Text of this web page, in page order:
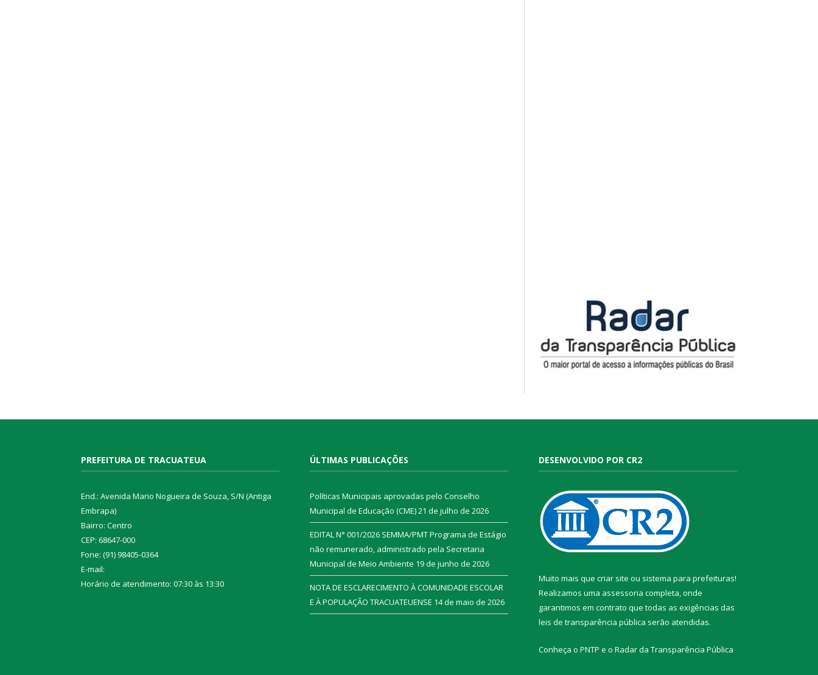
PREFEITURA DE TRACUATEUA
End.: Avenida Mario Nogueira de Souza, S/N (Antiga
Embrapa)
Bairro: Centro
CEP: 68647-000
Fone: (91) 98405-0364
E-mail:
Horário de atendimento: 07:30 às 13:30
ÚLTIMAS PUBLICAÇÕES
Políticas Municipais aprovadas pelo Conselho
Municipal de Educação (CME)21 de julho de 2026
EDITAL N° 001/2026 SEMMA/PMT Programa de Estágio
não remunerado, administrado pela Secretaria
Municipal de Meio Ambiente 19 de junho de 2026
NOTA DE ESCLARECIMENTO À COMUNIDADE ESCOLAR
E À POPULAÇÃO TRACUATEUENSE 14 de maio de 2026
DESENVOLVIDO POR CR2
Muito mais que criar site ou sistema para prefeituras!
Realizamos uma assessoria completa, onde
garantimos em contrato que todas as exigências das
leis de transparência pública serão atendidas.
Conheça o PNTP e o Radar da Transparência Pública